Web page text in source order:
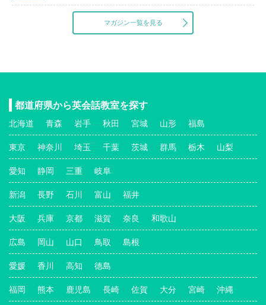
マガジン一覧を見る
都道府県から英会話教室を探す
北海道 青森 岩手 秋田 宮城 山形 福島
東京 神奈川 埼玉 千葉 茨城 群馬 栃木 山梨
愛知 静岡 三重 岐阜
新潟 長野 石川 富山 福井
大阪 兵庫 京都 滋賀 奈良 和歌山
広島 岡山 山口 鳥取 島根
愛媛 香川 高知 徳島
福岡 熊本 鹿児島 長崎 佐賀 大分 宮崎 沖縄